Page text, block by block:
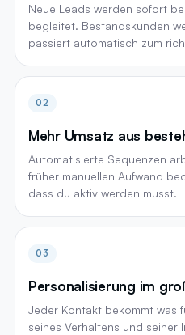
Neue Leads werden sofort
begleitet. Bestandskunden
passiert automatisch zum
02
Mehr Umsatz aus
Automatisierte Sequenzen
früher manuellen Aufwand
dass du aktiv werden musst.
03
Personalisierung im
Jeder Kontakt bekommt was
seines Verhaltens und seiner